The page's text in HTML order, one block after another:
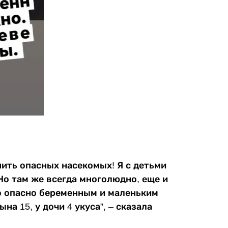
опасных насекомых! Я с детьми
там же всегда многолюдно, еще и
беременным и маленьким
15, у дочи 4 укуса”, – сказала